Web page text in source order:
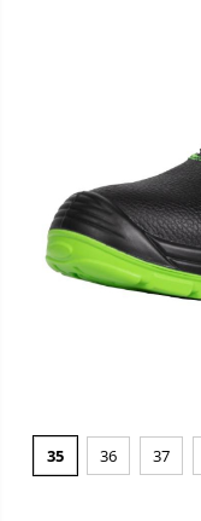
Pelerine de ploaie
Protectie termica
Tricouri
Veste
35 36 37